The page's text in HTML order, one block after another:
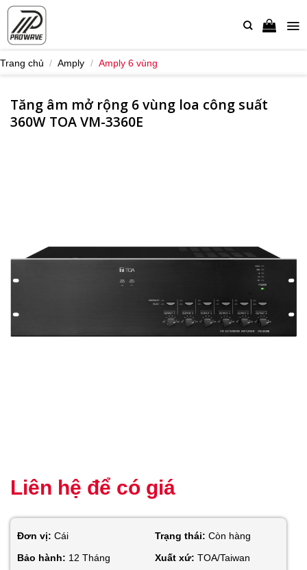
Bỏ
nội
Trang chủ / Amply / Amply 6 vùng
Tăng âm mở rộng 6 vùng loa công suất
360W TOA VM-3360E
Liên hệ để có giá
Đơn vị: Cái Trạng thái: Còn hàng
Bảo hành: 12 Tháng Xuất xứ: TOA/Taiwan